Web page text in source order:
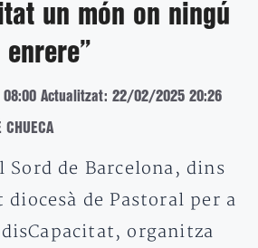
un món on ningú
Actualitzat: 22/02/2025 20:26
Sord de Barcelona, dins
diocesà de Pastoral per a
disCapacitat, organitza